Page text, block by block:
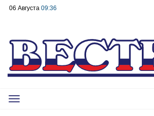
06 Августа 09:36
Toggle